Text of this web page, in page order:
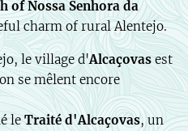
of Nossa Senhora da
charm of rural Alentejo.
le village d'Alcaçovas est
se mêlent encore
le Traité d'Alcaçovas, un